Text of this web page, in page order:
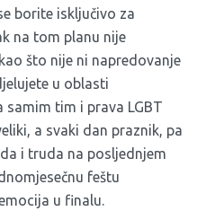
borite isključivo za
na tom planu nije
što nije ni napredovanje
u oblasti
tim i prava LGBT
a svaki dan praznik, pa
i truda na posljednjem
feštu
u finalu.